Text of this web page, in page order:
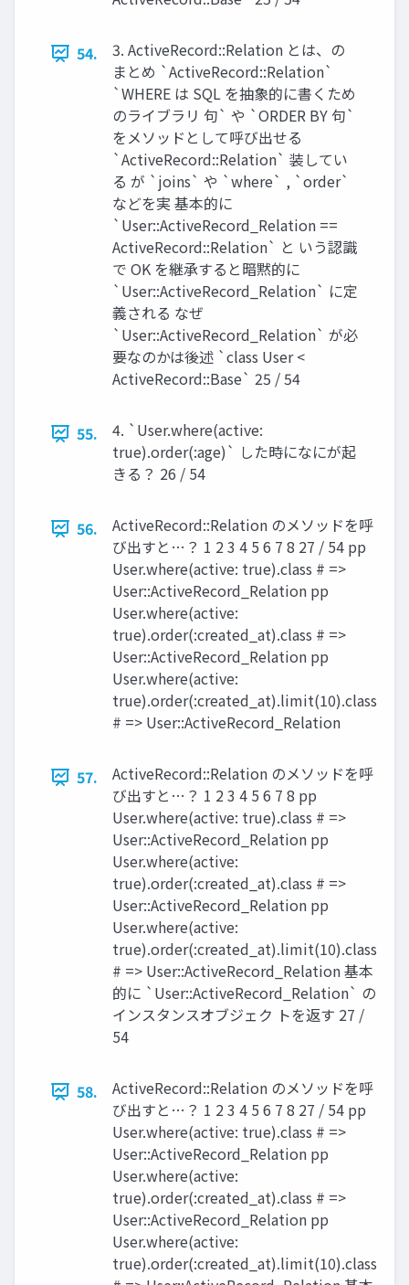
54.
3. ActiveRecord::Relation とは、の
まとめ `ActiveRecord::Relation`
`WHERE は SQL を抽象的に書くため
のライブラリ 句` や `ORDER BY 句`
をメソッドとして呼び出せる
`ActiveRecord::Relation` 装してい
る が `joins` や `where` , `order`
などを実 基本的に
`User::ActiveRecord_Relation ==
ActiveRecord::Relation` と いう認識
で OK を継承すると暗黙的に
`User::ActiveRecord_Relation` に定
義される なぜ
`User::ActiveRecord_Relation` が必
要なのかは後述 `class User <
ActiveRecord::Base` 25 / 54
55.
4. `User.where(active:
true).order(:age)` した時になにが起
きる？ 26 / 54
56.
ActiveRecord::Relation のメソッドを呼
び出すと…？ 1 2 3 4 5 6 7 8 27 / 54 pp
User.where(active: true).class # =>
User::ActiveRecord_Relation pp
User.where(active:
true).order(:created_at).class # =>
User::ActiveRecord_Relation pp
User.where(active:
true).order(:created_at).limit(10).class
# => User::ActiveRecord_Relation
57.
ActiveRecord::Relation のメソッドを呼
び出すと…？ 1 2 3 4 5 6 7 8 pp
User.where(active: true).class # =>
User::ActiveRecord_Relation pp
User.where(active:
true).order(:created_at).class # =>
User::ActiveRecord_Relation pp
User.where(active:
true).order(:created_at).limit(10).class
# => User::ActiveRecord_Relation 基本
的に `User::ActiveRecord_Relation` の
インスタンスオブジェク トを返す 27 /
54
58.
ActiveRecord::Relation のメソッドを呼
び出すと…？ 1 2 3 4 5 6 7 8 27 / 54 pp
User.where(active: true).class # =>
User::ActiveRecord_Relation pp
User.where(active:
true).order(:created_at).class # =>
User::ActiveRecord_Relation pp
User.where(active:
true).order(:created_at).limit(10).class